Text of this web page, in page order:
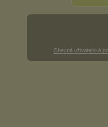
Obecné uživatelské